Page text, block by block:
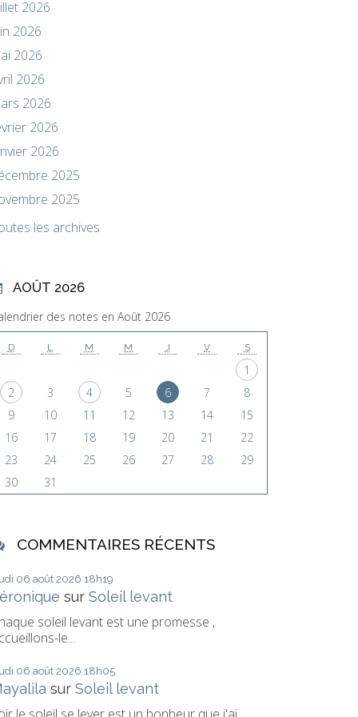
2026
2026
2026
2026
2026
2026
2026
2025
2025
les archives
AOÛT 2026
des notes en Août 2026
D L M M J V S
1
2
3 4 5 6 7
8
9
10 11 12 13 14
15
16
17 18 19 20 21
22
23
24 25 26 27 28
29
30
31
COMMENTAIRES RÉCENTS
06 août 2026 18h19
surSoleil levant
soleil levant est une promesse ,
le...
06 août 2026 18h05
surSoleil levant